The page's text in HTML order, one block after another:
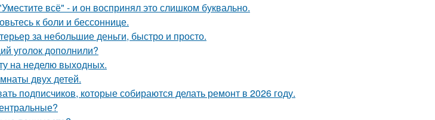
всё" - и он воспринял это слишком буквально.
к боли и бессоннице.
за небольшие деньги, быстро и просто.
уголок дополнили?
на неделю выходных.
двух детей.
подписчиков, которые собираются делать ремонт в 2026 году.